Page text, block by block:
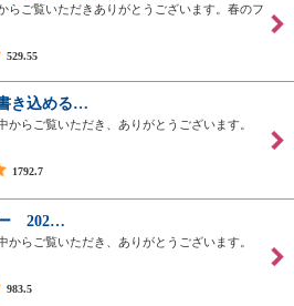
らご覧いただきありがとうございます。春のフ
529.55
き込める…
からご覧いただき、ありがとうございます。
1792.7
ー 202…
からご覧いただき、ありがとうございます。
983.5